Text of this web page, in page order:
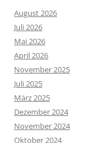
August 2026
Juli 2026
Mai 2026
April 2026
November 2025
Juli 2025
März 2025
Dezember 2024
November 2024
Oktober 2024